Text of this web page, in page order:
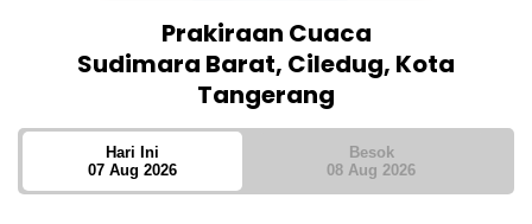
Prakiraan Cuaca
Sudimara Barat, Ciledug, Kota
Tangerang
Hari Ini
07 Aug 2026
Besok
08 Aug 2026